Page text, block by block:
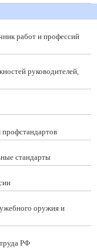
работ и профессий
руководителей,
стандарты
оружия и
РФ